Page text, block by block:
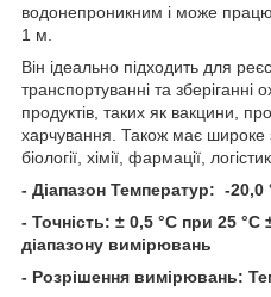
водонепроникним і може
1 м.
Він ідеально підходить для
транспортуванні та
продуктів, таких як вакцини,
харчування. Також має широке
біології, хімії, фармації,
- Діапазон Температур: -20,0
- Точність: ± 0,5 °C при 25
діапазону вимірювань
- Розрішення вимірювань: